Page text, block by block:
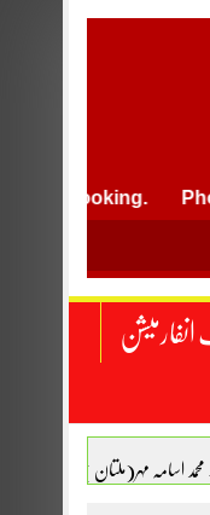
booking. Phone:
اسامہ مہر(ملتان )